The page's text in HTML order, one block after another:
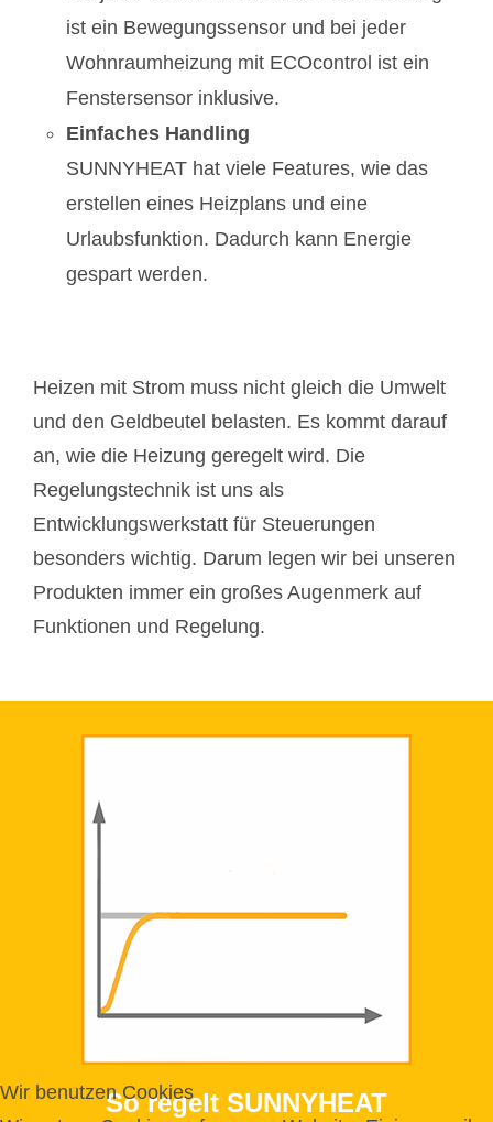
ist ein Bewegungssensor und bei jeder
Wohnraumheizung mit ECOcontrol ist ein
Fenstersensor inklusive.
Einfaches Handling
SUNNYHEAT hat viele Features, wie das
erstellen eines Heizplans und eine
Urlaubsfunktion. Dadurch kann Energie
gespart werden.
Heizen mit Strom muss nicht gleich die Umwelt
und den Geldbeutel belasten. Es kommt darauf
an, wie die Heizung geregelt wird. Die
Regelungstechnik ist uns als
Entwicklungswerkstatt für Steuerungen
besonders wichtig. Darum legen wir bei unseren
Produkten immer ein großes Augenmerk auf
Funktionen und Regelung.
So regelt SUNNYHEAT
Wir benutzen Cookies